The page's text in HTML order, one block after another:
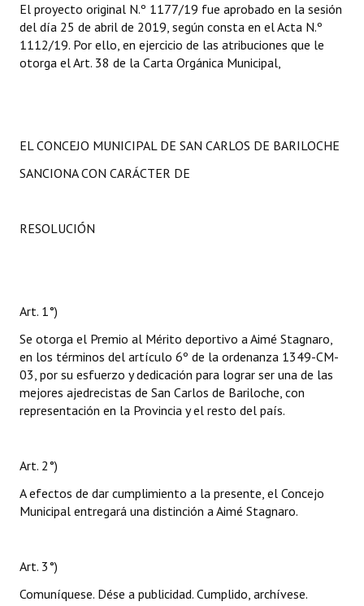
El proyecto original N.º 1177/19 fue aprobado en la sesión
del día 25 de abril de 2019, según consta en el Acta N.º
1112/19. Por ello, en ejercicio de las atribuciones que le
otorga el Art. 38 de la Carta Orgánica Municipal,
EL CONCEJO MUNICIPAL DE SAN CARLOS DE BARILOCHE
SANCIONA CON CARÁCTER DE
RESOLUCIÓN
Art. 1°)
Se otorga el Premio al Mérito deportivo a Aimé Stagnaro,
en los términos del artículo 6º de la ordenanza 1349-CM-
03, por su esfuerzo y dedicación para lograr ser una de las
mejores ajedrecistas de San Carlos de Bariloche, con
representación en la Provincia y el resto del país.
Art. 2°)
A efectos de dar cumplimiento a la presente, el Concejo
Municipal entregará una distinción a Aimé Stagnaro.
Art. 3°)
Comuníquese. Dése a publicidad. Cumplido, archívese.